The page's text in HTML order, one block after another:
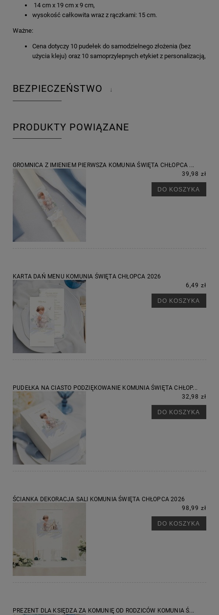
14 cm x 19 cm x 9 cm,
wysokość całkowita wraz z rączkami: 15 cm.
Ważne:
Cena dotyczy 10 pudełek do samodzielnego złożenia (bez
użycia kleju) oraz 10 samoprzylepnych etykiet z personalizacją,
BEZPIECZEŃSTWO ↓
PRODUKTY POWIĄZANE
GROMNICA Z IMIENIEM PIERWSZA KOMUNIA ŚWIĘTA CHŁOPCA ...
39,98 zł
DO KOSZYKA
KARTA DAŃ MENU KOMUNIA ŚWIĘTA CHŁOPCA 2026
6,49 zł
DO KOSZYKA
PUDEŁKA NA CIASTO PODZIĘKOWANIE KOMUNIA ŚWIĘTA CHŁOP...
32,98 zł
DO KOSZYKA
ŚCIANKA DEKORACJA SALI KOMUNIA ŚWIĘTA CHŁOPCA 2026
98,99 zł
DO KOSZYKA
PREZENT DLA KSIĘDZA ZA KOMUNIĘ OD RODZICÓW KOMUNIA Ś...